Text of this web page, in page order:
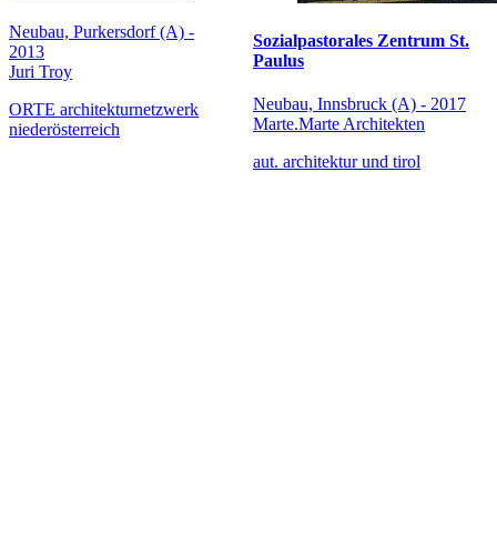
Neubau, Purkersdorf (A) -
2013
Juri Troy
ORTE architekturnetzwerk
niederösterreich
Sozialpastorales Zentrum St.
Paulus
Neubau, Innsbruck (A) - 2017
Marte.Marte Architekten
aut. architektur und tirol